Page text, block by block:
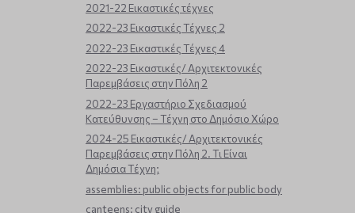
2021-22 Εικαστικές τέχνες
2022-23 Εικαστικές Τέχνες 2
2022-23 Εικαστικές Τέχνες 4
2022-23 Εικαστικές/ Αρχιτεκτονικές
Παρεμβάσεις στην Πόλη 2
2022-23 Εργαστήριο Σχεδιασμού
Κατεύθυνσης – Τέχνη στο Δημόσιο Χώρο
2024-25 Εικαστικές/ Αρχιτεκτονικές
Παρεμβάσεις στην Πόλη 2. Τι Είναι
Δημόσια Τέχνη;
assemblies: public objects for public body
canteens: city guide